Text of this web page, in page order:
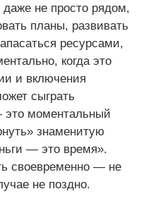
не просто рядом,
планы, развивать
ресурсами,
когда это
и включения
сыграть
это моментальный
знаменитую
— это время».
своевременно — не
не поздно.